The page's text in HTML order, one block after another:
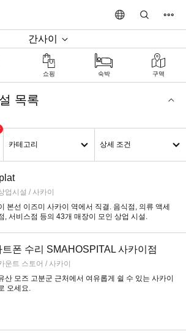
간사이
쇼핑 숙박 구역
목록
카테고리 상세 조건
업시설 / 사카이
본선 이즈미 사카이 역에서 직결. 음식점, 의류 액세
, 서비스점 등의 43개 매장이 모인 상업 시설.
트폰 수리 SMAHOSPITAL 사카이점
운트 스토어 / 사카이
산 모즈 고분군 근처에서 여유롭게 쉴 수 있는 사카이
오세요.